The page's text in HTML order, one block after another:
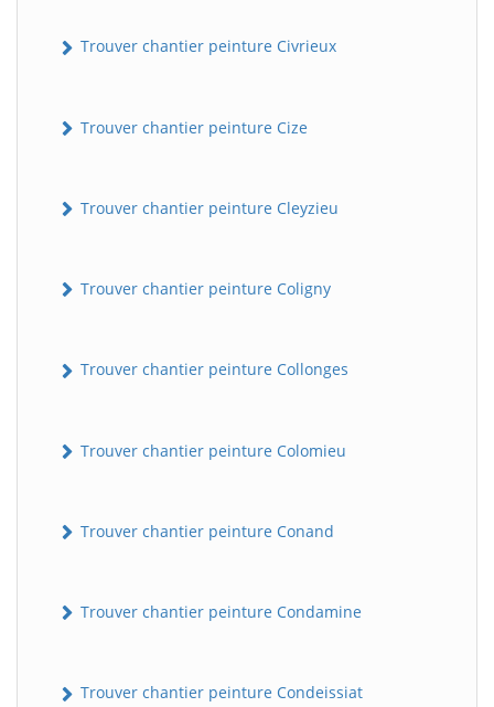
Trouver chantier peinture Civrieux
Trouver chantier peinture Cize
Trouver chantier peinture Cleyzieu
Trouver chantier peinture Coligny
Trouver chantier peinture Collonges
Trouver chantier peinture Colomieu
Trouver chantier peinture Conand
Trouver chantier peinture Condamine
Trouver chantier peinture Condeissiat
BatiWebPro